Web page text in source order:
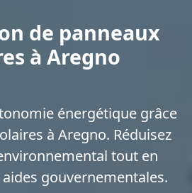
de panneaux
à Aregno
énergétique grâce
à Aregno. Réduisez
tout en
gouvernementales.